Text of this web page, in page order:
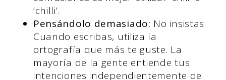
‘chilli’.
Pensándolo demasiado: No insistas.
Cuando escribas, utiliza la
ortografía que más te guste. La
mayoría de la gente entiende tus
intenciones independientemente de